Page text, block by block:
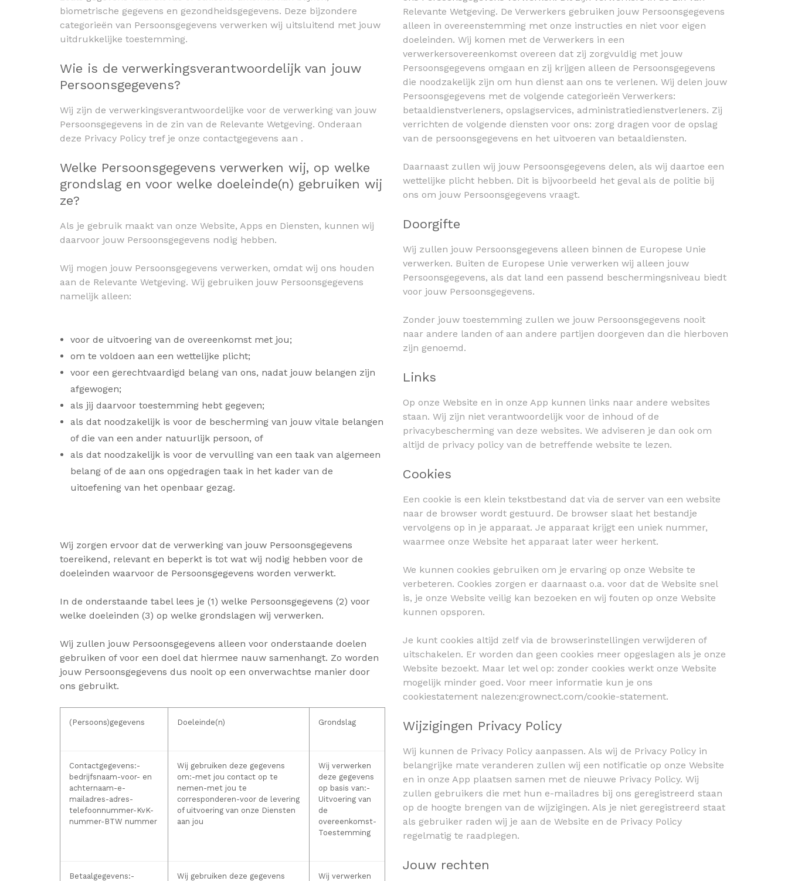
biometrische gegevens en gezondheidsgegevens. Deze bijzondere
categorieën van Persoonsgegevens verwerken wij uitsluitend met jouw
uitdrukkelijke toestemming.
Wie is de verwerkingsverantwoordelijk van jouw
Persoonsgegevens?
Wij zijn de verwerkingsverantwoordelijke voor de verwerking van jouw
Persoonsgegevens in de zin van de Relevante Wetgeving. Onderaan
deze Privacy Policy tref je onze contactgegevens aan .
Welke Persoonsgegevens verwerken wij, op welke
grondslag en voor welke doeleinde(n) gebruiken wij
ze?
Als je gebruik maakt van onze Website, Apps en Diensten, kunnen wij
daarvoor jouw Persoonsgegevens nodig hebben.
Wij mogen jouw Persoonsgegevens verwerken, omdat wij ons houden
aan de Relevante Wetgeving. Wij gebruiken jouw Persoonsgegevens
namelijk alleen:
voor de uitvoering van de overeenkomst met jou;
om te voldoen aan een wettelijke plicht;
voor een gerechtvaardigd belang van ons, nadat jouw belangen zijn
afgewogen;
als jij daarvoor toestemming hebt gegeven;
als dat noodzakelijk is voor de bescherming van jouw vitale belangen
of die van een ander natuurlijk persoon, of
als dat noodzakelijk is voor de vervulling van een taak van algemeen
belang of de aan ons opgedragen taak in het kader van de
uitoefening van het openbaar gezag.
Wij zorgen ervoor dat de verwerking van jouw Persoonsgegevens
toereikend, relevant en beperkt is tot wat wij nodig hebben voor de
doeleinden waarvoor de Persoonsgegevens worden verwerkt.
In de onderstaande tabel lees je (1) welke Persoonsgegevens (2) voor
welke doeleinden (3) op welke grondslagen wij verwerken.
Wij zullen jouw Persoonsgegevens alleen voor onderstaande doelen
gebruiken of voor een doel dat hiermee nauw samenhangt. Zo worden
jouw Persoonsgegevens dus nooit op een onverwachtse manier door
ons gebruikt.
(Persoons)gegevens Doeleinde(n) Grondslag
Contactgegevens:-
bedrijfsnaam-voor- en
achternaam-e-
mailadres-adres-
telefoonnummer-KvK-
nummer-BTW nummer
Wij gebruiken deze gegevens
om:-met jou contact op te
nemen-met jou te
corresponderen-voor de levering
of uitvoering van onze Diensten
aan jou
Wij verwerken
deze gegevens
op basis van:-
Uitvoering van
de
overeenkomst-
Toestemming
Betaalgegevens:-
Wij gebruiken deze gegevens
Wij verwerken
Relevante Wetgeving. De Verwerkers gebruiken jouw Persoonsgegevens
alleen in overeenstemming met onze instructies en niet voor eigen
doeleinden. Wij komen met de Verwerkers in een
verwerkersovereenkomst overeen dat zij zorgvuldig met jouw
Persoonsgegevens omgaan en zij krijgen alleen de Persoonsgegevens
die noodzakelijk zijn om hun dienst aan ons te verlenen. Wij delen jouw
Persoonsgegevens met de volgende categorieën Verwerkers:
betaaldienstverleners, opslagservices, administratiedienstverleners. Zij
verrichten de volgende diensten voor ons: zorg dragen voor de opslag
van de persoonsgegevens en het uitvoeren van betaaldiensten.
Daarnaast zullen wij jouw Persoonsgegevens delen, als wij daartoe een
wettelijke plicht hebben. Dit is bijvoorbeeld het geval als de politie bij
ons om jouw Persoonsgegevens vraagt.
Doorgifte
Wij zullen jouw Persoonsgegevens alleen binnen de Europese Unie
verwerken. Buiten de Europese Unie verwerken wij alleen jouw
Persoonsgegevens, als dat land een passend beschermingsniveau biedt
voor jouw Persoonsgegevens.
Zonder jouw toestemming zullen we jouw Persoonsgegevens nooit
naar andere landen of aan andere partijen doorgeven dan die hierboven
zijn genoemd.
Links
Op onze Website en in onze App kunnen links naar andere websites
staan. Wij zijn niet verantwoordelijk voor de inhoud of de
privacybescherming van deze websites. We adviseren je dan ook om
altijd de privacy policy van de betreffende website te lezen.
Cookies
Een cookie is een klein tekstbestand dat via de server van een website
naar de browser wordt gestuurd. De browser slaat het bestandje
vervolgens op in je apparaat. Je apparaat krijgt een uniek nummer,
waarmee onze Website het apparaat later weer herkent.
We kunnen cookies gebruiken om je ervaring op onze Website te
verbeteren. Cookies zorgen er daarnaast o.a. voor dat de Website snel
is, je onze Website veilig kan bezoeken en wij fouten op onze Website
kunnen opsporen.
Je kunt cookies altijd zelf via de browserinstellingen verwijderen of
uitschakelen. Er worden dan geen cookies meer opgeslagen als je onze
Website bezoekt. Maar let wel op: zonder cookies werkt onze Website
mogelijk minder goed. Voor meer informatie kun je ons
cookiestatement nalezen:grownect.com/cookie-statement.
Wijzigingen Privacy Policy
Wij kunnen de Privacy Policy aanpassen. Als wij de Privacy Policy in
belangrijke mate veranderen zullen wij een notificatie op onze Website
en in onze App plaatsen samen met de nieuwe Privacy Policy. Wij
zullen gebruikers die met hun e-mailadres bij ons geregistreerd staan
op de hoogte brengen van de wijzigingen. Als je niet geregistreerd staat
als gebruiker raden wij je aan de Website en de Privacy Policy
regelmatig te raadplegen.
Jouw rechten